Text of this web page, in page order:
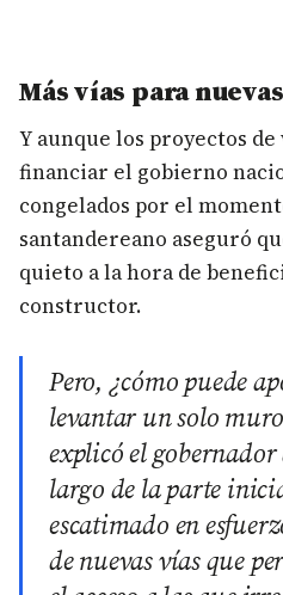
Más vías para
Y aunque los proyectos
financiar el gobierno
congelados por el
santandereano aseguró
quieto a la hora de
constructor.
Pero, ¿cómo puede
levantar un solo
explicó el
largo de la parte
escatimado en
de nuevas vías que